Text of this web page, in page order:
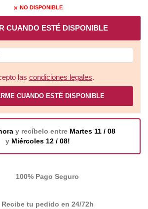
close NO DISPONIBLE
CUANDO ESTÉ DISPONIBLE
las condiciones legales.
CUANDO ESTÉ DISPONIBLE
y recíbelo entre Martes 11 / 08
y Miércoles 12 / 08!
100% Pago Seguro
Recibe tu pedido en 24/72h